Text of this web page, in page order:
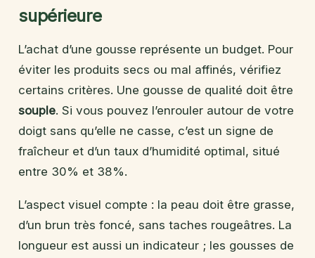
supérieure
L’achat d’une gousse représente un budget. Pour
éviter les produits secs ou mal affinés, vérifiez
certains critères. Une gousse de qualité doit être
souple. Si vous pouvez l’enrouler autour de votre
doigt sans qu’elle ne casse, c’est un signe de
fraîcheur et d’un taux d’humidité optimal, situé
entre 30% et 38%.
L’aspect visuel compte : la peau doit être grasse,
d’un brun très foncé, sans taches rougeâtres. La
longueur est aussi un indicateur ; les gousses de